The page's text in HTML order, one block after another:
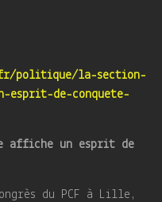
politique/la-section-
esprit-de-conquete-
affiche un esprit de
du PCF à Lille,